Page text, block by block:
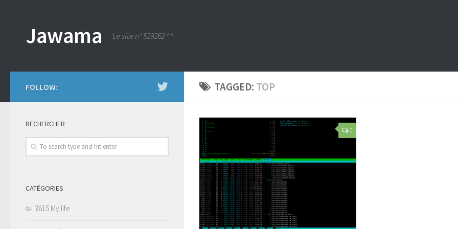
Jawama Le site n° 529262 ^^
TAGGED: TOP
0
FOLLOW:
RECHERCHER
CATÉGORIES
3615 My life